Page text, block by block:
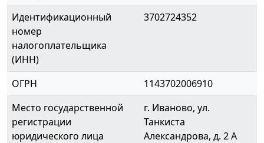
Идентификационный
номер
налогоплательщика
(ИНН)
3702724352
ОГРН
1143702006910
Место государственной
регистрации
юридического лица
г. Иваново, ул.
Танкиста
Александрова, д. 2 А